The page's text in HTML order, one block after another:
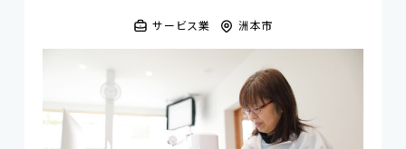
サービス業 洲本市